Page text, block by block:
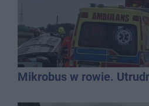
Mikrobus w rowie.